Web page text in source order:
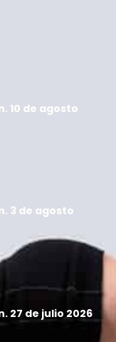
10 de agosto
3 de agosto
27 de julio 2026